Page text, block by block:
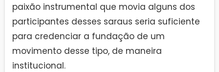
paixão instrumental que movia alguns dos
participantes desses saraus seria suficiente
para credenciar a fundação de um
movimento desse tipo, de maneira
institucional.